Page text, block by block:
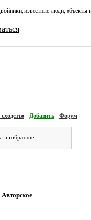
известные люди, объекты
Добавить Форум
в избранное.
Авторское